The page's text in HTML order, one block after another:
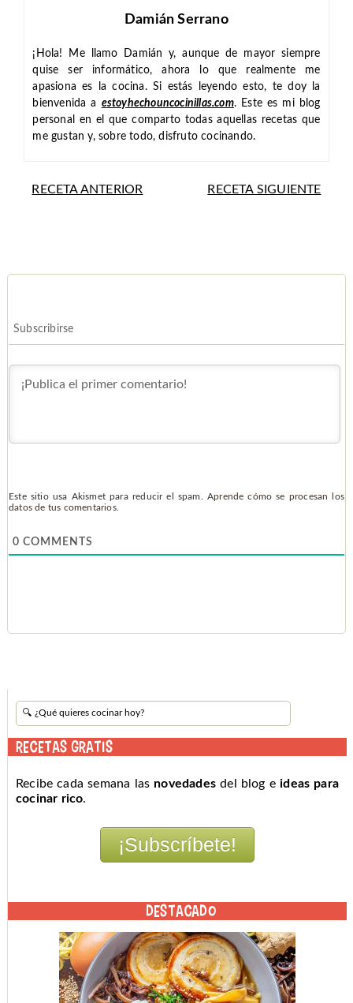
Damián Serrano
¡Hola! Me llamo Damián y, aunque de mayor siempre
quise ser informático, ahora lo que realmente me
apasiona es la cocina. Si estás leyendo esto, te doy la
bienvenida a estoyhechouncocinillas.com. Este es mi blog
personal en el que comparto todas aquellas recetas que
me gustan y, sobre todo, disfruto cocinando.
RECETA ANTERIOR RECETA SIGUIENTE
Subscribirse
Este sitio usa Akismet para reducir el spam. Aprende cómo se procesan los
datos de tus comentarios.
0 COMMENTS
RECETAS GRATIS
Recibe cada semana las novedades del blog eideas para
cocinar rico.
DESTACADO